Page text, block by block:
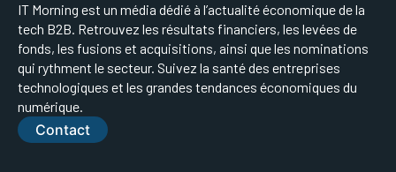
IT Morning est un média dédié à l’actualité économique de la
tech B2B. Retrouvez les résultats financiers, les levées de
fonds, les fusions et acquisitions, ainsi que les nominations
qui rythment le secteur. Suivez la santé des entreprises
technologiques et les grandes tendances économiques du
numérique.
Contact